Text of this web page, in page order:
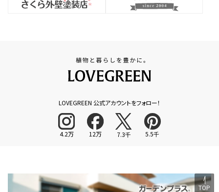
LOVEGREEN 公式アカウントをフォロー！
4.2万 12万 7.3千 5.5千
TOP